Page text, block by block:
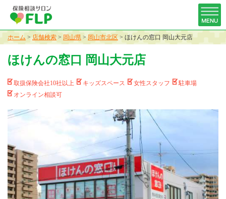
ホーム > 店舗検索 > 岡山県 > 岡山市北区 > ほけんの窓口 岡山大元店
ほけんの窓口 岡山大元店
取扱保険会社10社以上 キッズスペース 女性スタッフ
駐車場
オンライン相談可